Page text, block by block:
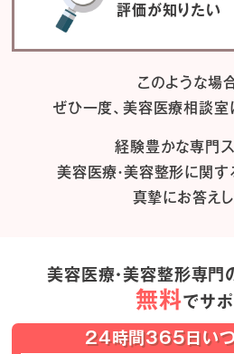
評価が知りたい
このような場
ぜひ一度、美容医療相談室
経験豊かな専門ス
美容医療・美容整形に関
真摯にお答えし
美容医療・美容整形専門
無料でサポ
24時間365日いつ